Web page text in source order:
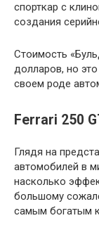
спорткар с
создания
Стоимость
долларов, но это
своем роде
Ferrari 250
Глядя на
автомобилей в
насколько
большому
самым богатым